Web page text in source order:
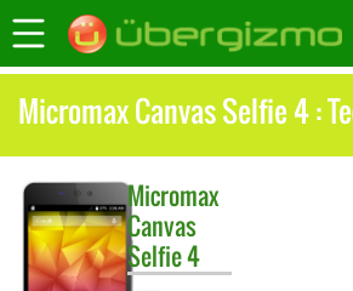
Micromax Canvas Selfie 4 :
Micromax
Canvas
Selfie 4